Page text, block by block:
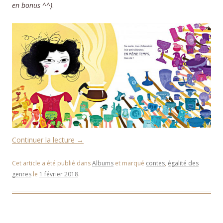
en bonus ^^).
Continuer la lecture →
Cet article a été publié dansAlbums et marqué contes, égalité des
genres le 1 février 2018.